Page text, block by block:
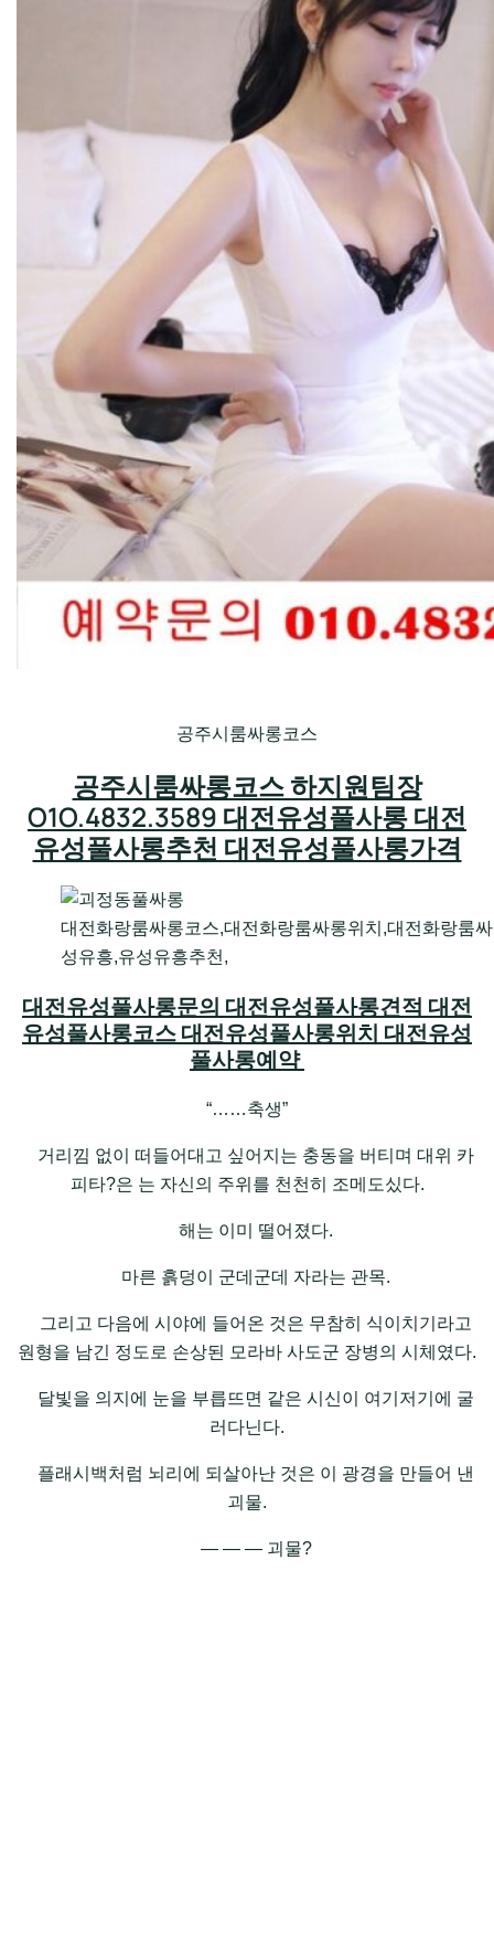
공주시룸싸롱코스
공주시룸싸롱코스 하지원팀장
O1O.4832.3589 대전유성풀사롱 대전
유성풀사롱추천 대전유성풀사롱가격
대전화랑룸싸롱코스,대전화랑룸싸롱위치,대전화랑룸
성유흥,유성유흥추천,
대전유성풀사롱문의 대전유성풀사롱견적 대전
유성풀사롱코스 대전유성풀사롱위치 대전유성
풀사롱예약
“……축생”
거리낌 없이 떠들어대고 싶어지는 충동을 버티며 대위 카
피타?은 는 자신의 주위를 천천히 조메도싰다.
해는 이미 떨어졌다.
마른 흙덩이 군데군데 자라는 관목.
그리고 다음에 시야에 들어온 것은 무참히 식이치기라고
원형을 남긴 정도로 손상된 모라바 사도군 장병의 시체였다.
달빛을 의지에 눈을 부릅뜨면 같은 시신이 여기저기에 굴
러다닌다.
플래시백처럼 뇌리에 되살아난 것은 이 광경을 만들어 낸
괴물.
― ― ― 괴물?